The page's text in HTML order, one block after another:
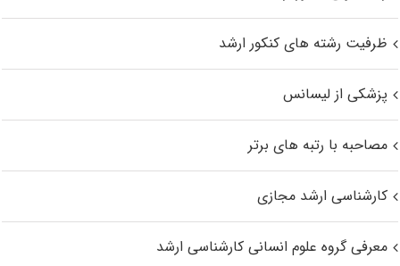
ظرفیت رشته های کنکور ارشد
پزشکی از لیسانس
مصاحبه با رتبه های برتر
کارشناسی ارشد مجازی
معرفی گروه علوم انسانی کارشناسی ارشد